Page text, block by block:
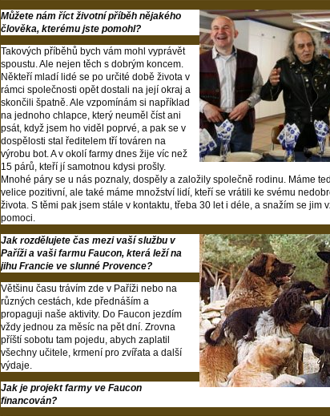
Můžete nám říct životní příběh nějakého
člověka, kterému jste pomohl?
Takových příběhů bych vám mohl vyprávět
spoustu. Ale nejen těch s dobrým koncem.
Někteří mladí lidé se po určité době života v
rámci společnosti opět dostali na její okraj a
skončili špatně. Ale vzpomínám si například
na jednoho chlapce, který neuměl číst ani
psát, když jsem ho viděl poprvé, a pak se v
dospělosti stal ředitelem tří továren na
výrobu bot. A v okolí farmy dnes žije víc než
15 párů, kteří jí samotnou kdysi prošly.
Mnohé páry se u nás poznaly, dospěly a založily společně rodinu. Máme
velice pozitivní, ale také máme množství lidí, kteří se vrátili ke svému
života. S těmi pak jsem stále v kontaktu, třeba 30 let i déle, a snažím se jim
pomoci.
Jak rozdělujete čas mezi vaší službu v
Paříži a vaši farmu Faucon, která leží na
jihu Francie ve slunné Provence?
Většinu času trávím zde v Paříži nebo na
různých cestách, kde přednáším a
propaguji naše aktivity. Do Faucon jezdím
vždy jednou za měsíc na pět dní. Zrovna
příští sobotu tam pojedu, abych zaplatil
všechny učitele, krmení pro zvířata a další
výdaje.
Jak je projekt farmy ve Faucon
financován?